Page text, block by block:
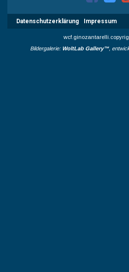
Datenschutzerklärung Impressum
Bildergalerie: WoltLab Gallery™,